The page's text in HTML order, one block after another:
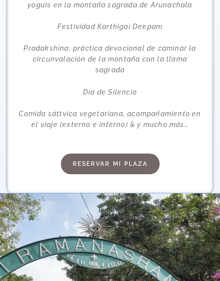
yoguis en la montaña sagrada de Arunachala
Festividad Karthigai Deepam
Pradakshina: práctica devocional de caminar la
circunvalación de la montaña con la llama
sagrada
Día de Silencio
Comida sáttvica vegetariana, acompañamiento en
el viaje (externo e interno) & y mucho más…
RESERVAR MI PLAZA